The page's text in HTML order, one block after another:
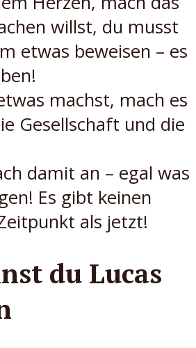
willst, du musst
etwas beweisen – es
machst, mach es
Gesellschaft und die
damit an – egal was
Es gibt keinen
als jetzt!
du Lucas